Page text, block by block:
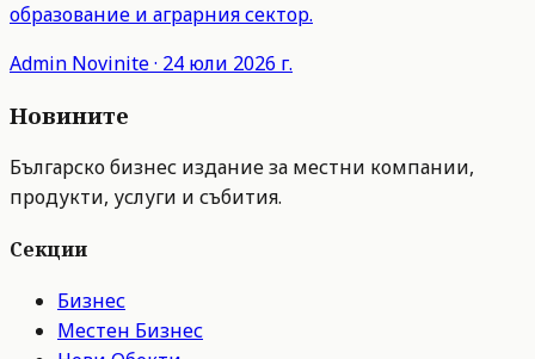
образование и аграрния сектор.
Admin Novinite· 24 юли 2026 г.
Новините
Българско бизнес издание за местни компании,
продукти, услуги и събития.
Секции
Бизнес
Местен Бизнес